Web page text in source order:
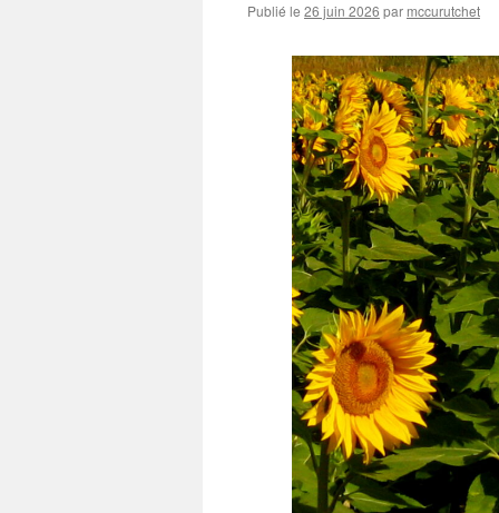
Publié le 26 juin 2026 par mccurutchet